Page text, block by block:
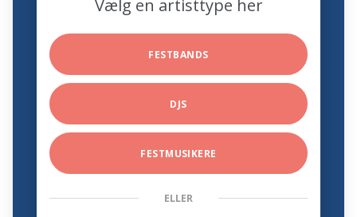
Vælg en artisttype her
FESTBANDS
DJS
FESTMUSIKERE
ELLER